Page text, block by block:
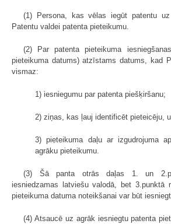
(1) Persona, kas vēlas iegūt patentu uz
Patentu valdei patenta pieteikumu.
(2) Par patenta pieteikuma
pieteikuma datums) atzīstams datums, kad
vismaz:
1) iesniegumu par patenta piešķiršanu;
2) ziņas, kas ļauj identificēt pieteicēju,
3) pieteikuma daļu ar izgudrojuma
agrāku pieteikumu.
(3) Šā panta otrās daļas 1. un
iesniedzamas latviešu valodā, bet 3.punktā
pieteikuma datuma noteikšanai var būt
(4) Atsaucē uz agrāk iesniegtu patenta